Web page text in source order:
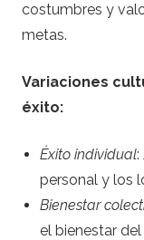
costumbres y
metas.
Variaciones
éxito:
Éxito individual:
personal y los
Bienestar
el bienestar